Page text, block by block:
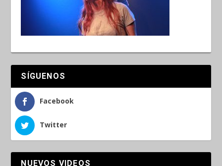
SÍGUENOS
Facebook
Twitter
NUEVOS VIDEOS